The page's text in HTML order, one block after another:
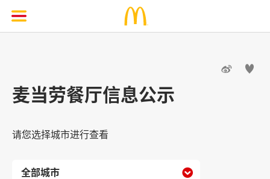
 
麦当劳餐厅信息公示
请您选择城市进行查看
